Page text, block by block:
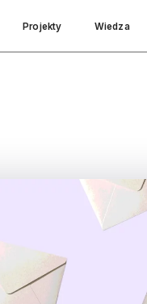
Projekty Wiedza